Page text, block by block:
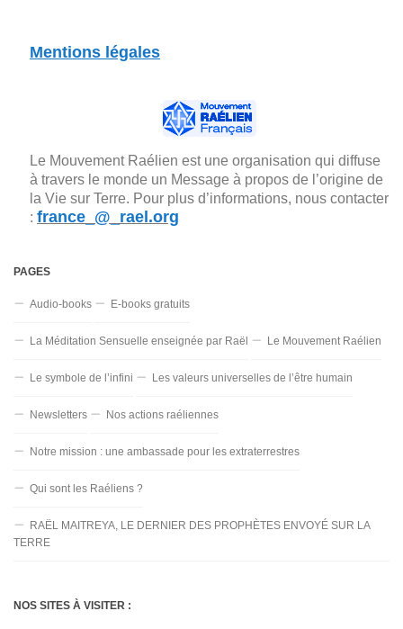
Mentions légales
Le Mouvement Raélien est une organisation qui diffuse
à travers le monde un Message à propos de l’origine de
la Vie sur Terre. Pour plus d’informations, nous contacter
: france_@_rael.org
PAGES
Audio-books E-books gratuits
La Méditation Sensuelle enseignée par Raël Le Mouvement Raélien
Le symbole de l’infini Les valeurs universelles de l’être humain
Newsletters Nos actions raéliennes
Notre mission : une ambassade pour les extraterrestres
Qui sont les Raéliens ?
RAËL MAITREYA, LE DERNIER DES PROPHÈTES ENVOYÉ SUR LA
TERRE
NOS SITES À VISITER :